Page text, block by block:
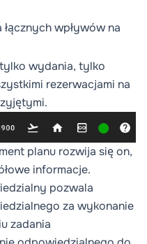
wpływów na
wydania, tylko
rezerwacjami na
planu rozwija się on,
informacje.
pozwala
za wykonanie
zadania